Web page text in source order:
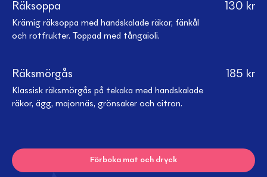
Räksoppa 130 kr
Krämig räksoppa med handskalade räkor, fänkål
och rotfrukter. Toppad med tångaioli.
Räksmörgås 185 kr
Klassisk räksmörgås på tekaka med handskalade
räkor, ägg, majonnäs, grönsaker och citron.
Förboka mat och dryck